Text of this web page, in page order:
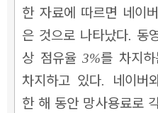
한 자료에 따르면 네이
은 것으로 나타났다. 동
상 점유율3%를 차지
차지하고 있다. 네이
한 해 동안 망사용료로